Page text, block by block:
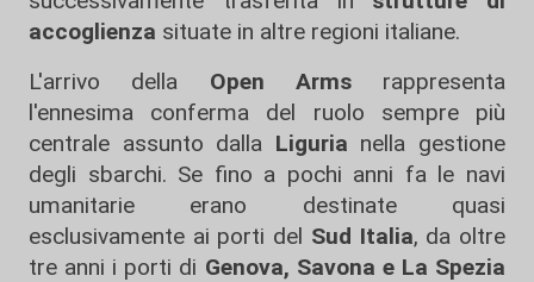
accoglienza situate in altre regioni italiane.
L'arrivo della Open Armsrappresenta
l'ennesima conferma del ruolo sempre più
centrale assunto dalla Liguria nella gestione
degli sbarchi. Se fino a pochi anni fa le navi
umanitarie erano destinate quasi
esclusivamente ai porti del Sud Italia, da oltre
tre anni i porti di Genova, Savona e La Spezia